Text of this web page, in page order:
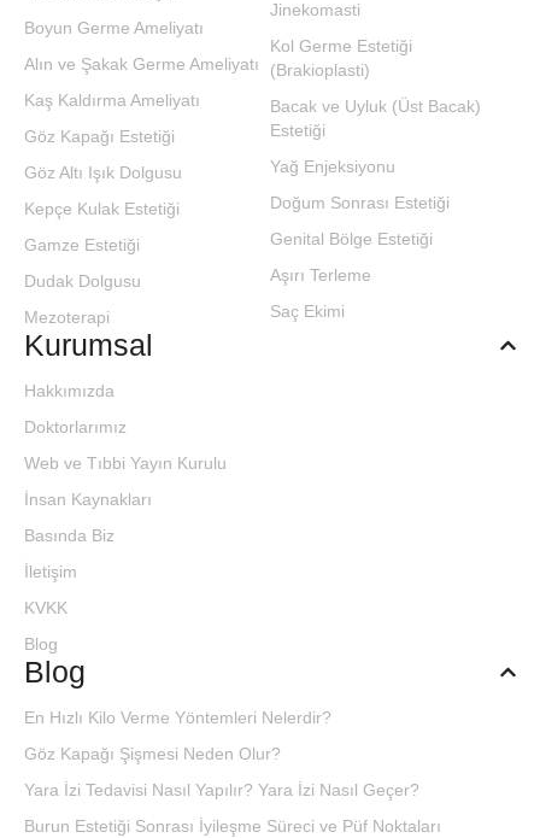
Boyun Germe Ameliyatı
Alın ve Şakak Germe Ameliyatı
Kaş Kaldırma Ameliyatı
Göz Kapağı Estetiği
Göz Altı Işık Dolgusu
Kepçe Kulak Estetiği
Gamze Estetiği
Dudak Dolgusu
Mezoterapi
Jinekomasti
Kol Germe Estetiği
(Brakioplasti)
Bacak ve Uyluk (Üst Bacak)
Estetiği
Yağ Enjeksiyonu
Doğum Sonrası Estetiği
Genital Bölge Estetiği
Aşırı Terleme
Saç Ekimi
Kurumsal
Hakkımızda
Doktorlarımız
Web ve Tıbbi Yayın Kurulu
İnsan Kaynakları
Basında Biz
İletişim
KVKK
Blog
Blog
En Hızlı Kilo Verme Yöntemleri Nelerdir?
Göz Kapağı Şişmesi Neden Olur?
Yara İzi Tedavisi Nasıl Yapılır? Yara İzi Nasıl Geçer?
Burun Estetiği Sonrası İyileşme Süreci ve Püf Noktaları